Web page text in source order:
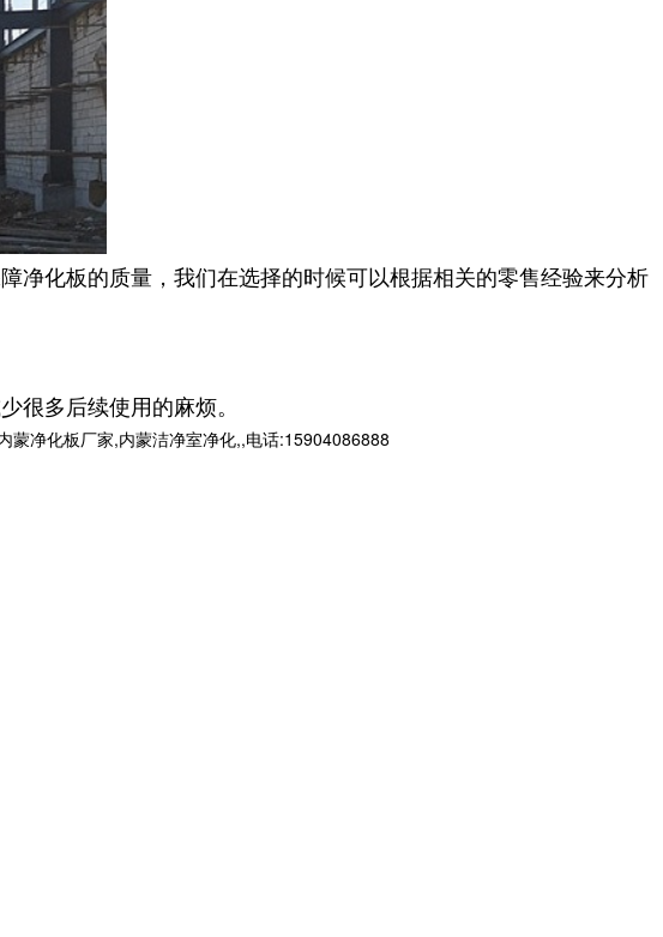
净化板的质量，我们在选择的时候可以根据相关的零售经验来分析
很多后续使用的麻烦。
蒙净化板厂家,内蒙洁净室净化,,电话:15904086888